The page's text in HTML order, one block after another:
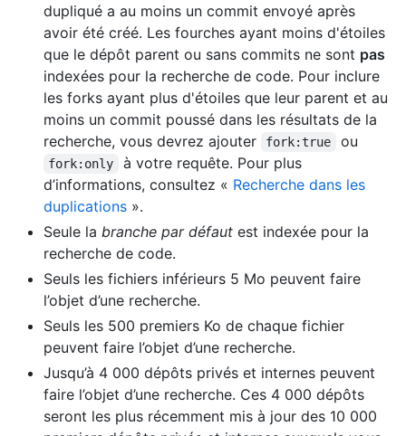
dupliqué a au moins un commit envoyé après
avoir été créé. Les fourches ayant moins d'étoiles
que le dépôt parent ou sans commits ne sont pas
indexées pour la recherche de code. Pour inclure
les forks ayant plus d'étoiles que leur parent et au
moins un commit poussé dans les résultats de la
recherche, vous devrez ajouter
fork:true ou
fork:only
à votre requête. Pour plus
d’informations, consultez « Recherche dans les
duplications ».
Seule la branche par défaut est indexée pour la
recherche de code.
Seuls les fichiers inférieurs 5 Mo peuvent faire
l’objet d’une recherche.
Seuls les 500 premiers Ko de chaque fichier
peuvent faire l’objet d’une recherche.
Jusqu’à 4 000 dépôts privés et internes peuvent
faire l’objet d’une recherche. Ces 4 000 dépôts
seront les plus récemment mis à jour des 10 000